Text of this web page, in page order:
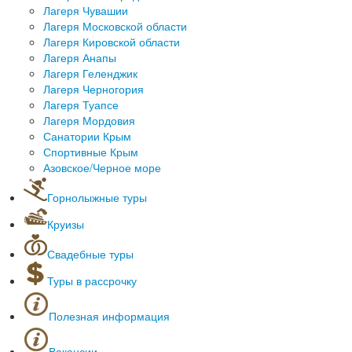
Для начальной школы
Для старшеклассников
Лагеря Чувашии
Лагеря Московской области
Лагеря Кировской области
Лагеря Анапы
Лагеря Геленджик
Лагеря Черногория
Лагеря Туапсе
Лагеря Мордовия
Санатории Крым
Спортивные Крым
Азовское/Черное море
Горнолыжные туры
Горнолыжные курорты за рубежом
Горнолыжные туры в России
Горнолыжные туры автобусом
Круизы
Морские круизы
Речные круизы
Свадебные туры
Туры в рассрочку
Полезная информация
Оформление загранпаспортов
Полезные сервисы